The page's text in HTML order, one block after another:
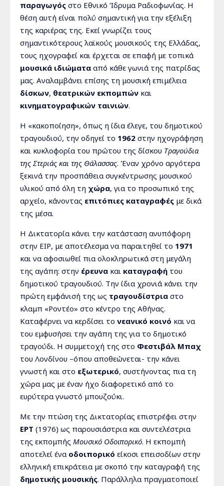
παραγωγός στο Εθνικό Ίδρυμα Ραδιοφωνίας. Η
θέση αυτή είναι πολύ σημαντική για την εξέλιξη
της καριέρας της. Εκεί γνωρίζει τους
σημαντικότερους λαϊκούς μουσικούς της Ελλάδας,
τους ηχογραφεί και έρχεται σε επαφή με τοπικά
μουσικά ιδιώματα από κάθε γωνιά της πατρίδας
μας. Αναλαμβάνει επίσης τη μουσική επιμέλεια
δίσκων, θεατρικών εκπομπών και
κινηματογραφικών ταινιών.
Η «κακοποίηση», όπως η ίδια έλεγε, του δημοτικού
τραγουδιού, την οδηγεί το 1962 στην ηχογράφηση
και κυκλοφορία του πρώτου της δίσκου Τραγούδια
της Στεριάς και της Θάλασσας. Έναν χρόνο αργότερα
ξεκινά την προσπάθεια συγκέντρωσης μουσικού
υλικού από όλη τη χώρα, για το προσωπικό της
αρχείο, κάνοντας επιτόπιες καταγραφές με δικά
της μέσα.
Η Δικτατορία κάνει την κατάσταση ανυπόφορη
στην ΕΙΡ, με αποτέλεσμα να παραιτηθεί το 1971
και να αφοσιωθεί πια ολοκληρωτικά στη μεγάλη
της αγάπη: στην έρευνα και καταγραφή του
δημοτικού τραγουδιού. Την ίδια χρονιά κάνει την
πρώτη εμφάνισή της ως τραγουδίστρια στο
κλαμπ «Ροντέο» στο κέντρο της Αθήνας.
Καταφέρνει να κερδίσει το νεανικό κοινό και να
του εμφυσήσει την αγάπη της για το δημοτικό
τραγούδι. Η συμμετοχή της στο Φεστιβάλ Μπαχ
του Λονδίνου –όπου αποθεώνεται- την κάνει
γνωστή και στο εξωτερικό, συστήνοντας πια τη
χώρα μας με έναν ήχο διαφορετικό από το
ευρύτερα γνωστό μπουζούκι.
Με την πτώση της Δικτατορίας επιστρέφει στην
ΕΡΤ (1976) ως παρουσιάστρια και συντελέστρια
της εκπομπής Μουσικό Οδοιπορικό. Η εκπομπή
αποτελεί ένα οδοιπορικό είκοσι επεισοδίων στην
ελληνική επικράτεια με σκοπό την καταγραφή της
δημοτικής μουσικής. Παράλληλα πραγματοποιεί